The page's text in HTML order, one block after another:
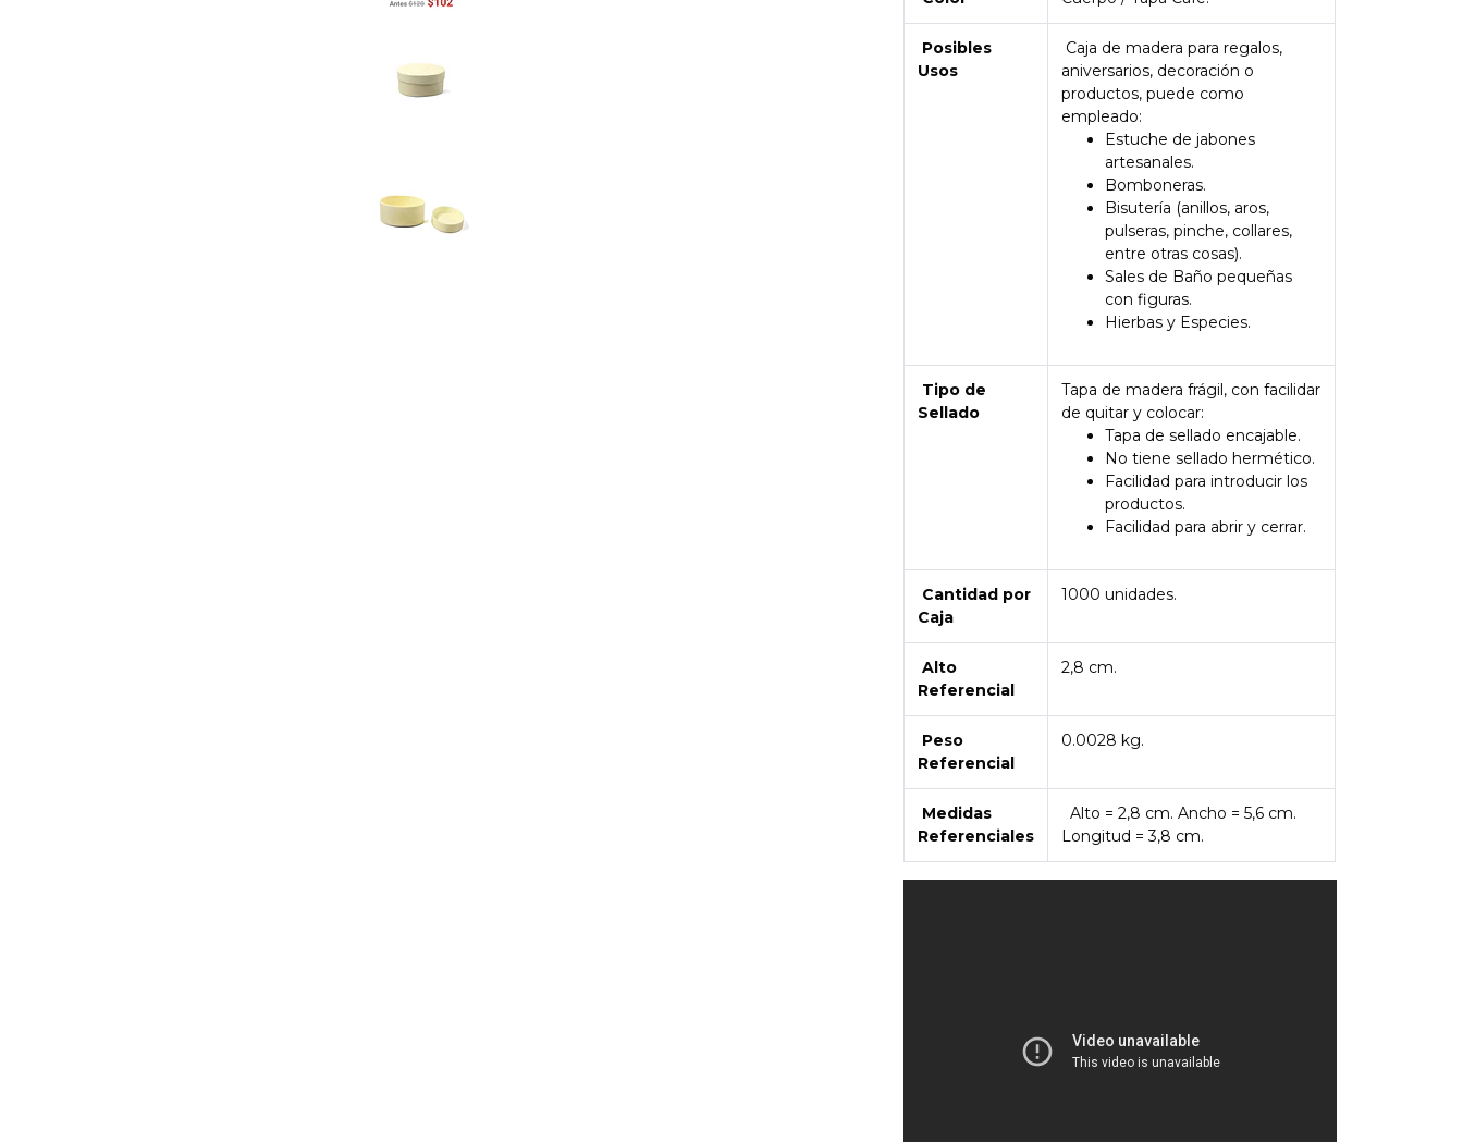
Posibles
Usos
Caja de madera para regalos,
aniversarios, decoración o
productos, puede como
empleado:
Estuche de jabones
artesanales.
Bomboneras.
Bisutería (anillos, aros,
pulseras, pinche, collares,
entre otras cosas).
Sales de Baño pequeñas
con figuras.
Hierbas y Especies.
Tipo de
Sellado
Tapa de madera frágil, con facilidar
de quitar y colocar:
Tapa de sellado encajable.
No tiene sellado hermético.
Facilidad para introducir los
productos.
Facilidad para abrir y cerrar.
Cantidad por
Caja
1000 unidades.
Alto
Referencial
2,8 cm.
Peso
Referencial
0.0028 kg.
Medidas
Referenciales
Alto = 2,8 cm. Ancho = 5,6 cm.
Longitud = 3,8 cm.